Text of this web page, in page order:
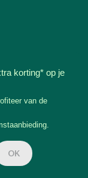
korting* op je
van de
OK